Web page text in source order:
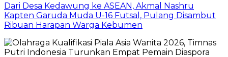
Dari Desa Kedawung ke ASEAN, Akmal Nashru
Kapten Garuda Muda U-16 Futsal, Pulang Disambut
Ribuan Harapan Warga Kebumen